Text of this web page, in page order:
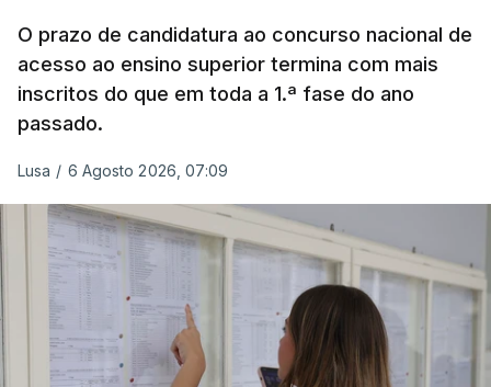
O prazo de candidatura ao concurso nacional de
acesso ao ensino superior termina com mais
inscritos do que em toda a 1.ª fase do ano
passado.
Lusa / 6 Agosto 2026, 07:09